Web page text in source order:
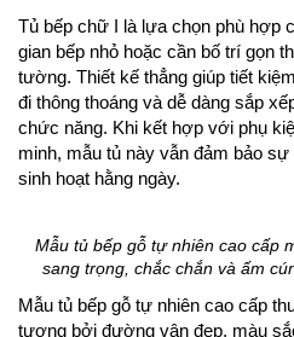
Tủ bếp chữ I là lựa chọn phù hợp
gian bếp nhỏ hoặc cần bố trí gọn
tường. Thiết kế thẳng giúp tiết
đi thông thoáng và dễ dàng sắp
chức năng. Khi kết hợp với phụ
minh, mẫu tủ này vẫn đảm bảo sự
sinh hoạt hằng ngày.